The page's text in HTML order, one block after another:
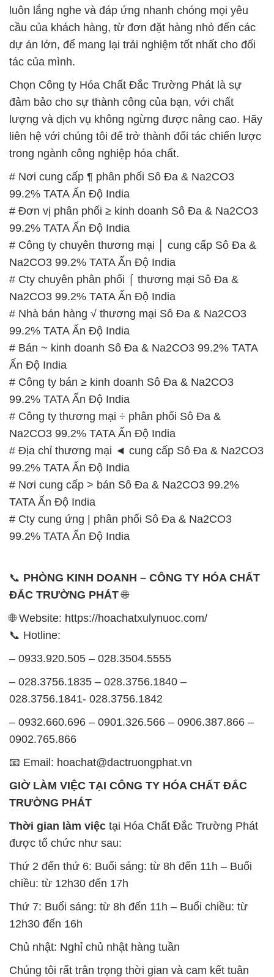
luôn lắng nghe và đáp ứng nhanh chóng mọi yêu
cầu của khách hàng, từ đơn đặt hàng nhỏ đến các
dự án lớn, để mang lại trải nghiệm tốt nhất cho đối
tác của mình.
Chọn Công ty Hóa Chất Đắc Trường Phát là sự
đảm bảo cho sự thành công của bạn, với chất
lượng và dịch vụ không ngừng được nâng cao. Hãy
liên hệ với chúng tôi để trở thành đối tác chiến lược
trong ngành công nghiệp hóa chất.
# Nơi cung cấp ¶ phân phối Sô Đa & Na2CO3
99.2% TATA Ấn Độ India
# Đơn vị phân phối ≥ kinh doanh Sô Đa & Na2CO3
99.2% TATA Ấn Độ India
# Công ty chuyên thương mại │ cung cấp Sô Đa &
Na2CO3 99.2% TATA Ấn Độ India
# Cty chuyên phân phối ⌠ thương mại Sô Đa &
Na2CO3 99.2% TATA Ấn Độ India
# Nhà bán hàng √ thương mại Sô Đa & Na2CO3
99.2% TATA Ấn Độ India
# Bán ~ kinh doanh Sô Đa & Na2CO3 99.2% TATA
Ấn Độ India
# Công ty bán ≥ kinh doanh Sô Đa & Na2CO3
99.2% TATA Ấn Độ India
# Công ty thương mại ÷ phân phối Sô Đa &
Na2CO3 99.2% TATA Ấn Độ India
# Địa chỉ thương mại ◄ cung cấp Sô Đa & Na2CO3
99.2% TATA Ấn Độ India
# Nơi cung cấp > bán Sô Đa & Na2CO3 99.2%
TATA Ấn Độ India
# Cty cung ứng | phân phối Sô Đa & Na2CO3
99.2% TATA Ấn Độ India
📞 PHÒNG KINH DOANH – CÔNG TY HÓA CHẤT
ĐẮC TRƯỜNG PHÁT🌐
🌐 Website: https://hoachatxulynuoc.com/
📞 Hotline:
– 0933.920.505 – 028.3504.5555
– 028.3756.1835 – 028.3756.1840 –
028.3756.1841- 028.3756.1842
– 0932.660.696 – 0901.326.566 – 0906.387.866 –
0902.765.866
📧 Email: hoachat@dactruongphat.vn
GIỜ LÀM VIỆC TẠI CÔNG TY HÓA CHẤT ĐẮC
TRƯỜNG PHÁT
Thời gian làm việc tại Hóa Chất Đắc Trường Phát
được tổ chức như sau:
Thứ 2 đến thứ 6: Buổi sáng: từ 8h đến 11h – Buổi
chiều: từ 12h30 đến 17h
Thứ 7: Buổi sáng: từ 8h đến 11h – Buổi chiều: từ
12h30 đến 16h
Chủ nhật: Nghỉ chủ nhật hàng tuần
Chúng tôi rất trân trọng thời gian và cam kết tuân